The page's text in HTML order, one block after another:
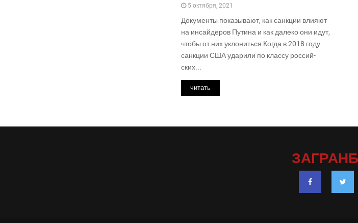
5 октября, 2021
Доку­мен­ты пока­зы­ва­ют, как санк­ции вли­я­ют
на инсай­де­ров Пути­на и как дале­ко они идут,
что­бы от них уклониться Когда в 2018 году
санк­ции США уда­ри­ли по клас­су рос­сий­
ских...
читать